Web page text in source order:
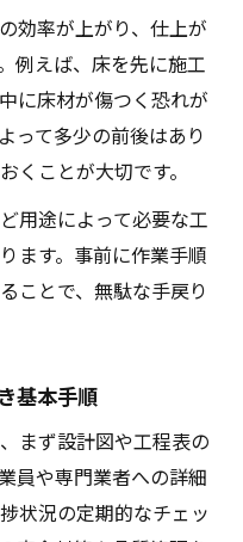
効率が上がり、仕上が
例えば、床を先に施工
に床材が傷つく恐れが
って多少の前後はあり
くことが大切です。
用途によって必要な工
ます。事前に作業手順
ことで、無駄な手戻り
基本手順
まず設計図や工程表の
員や専門業者への詳細
状況の定期的なチェッ